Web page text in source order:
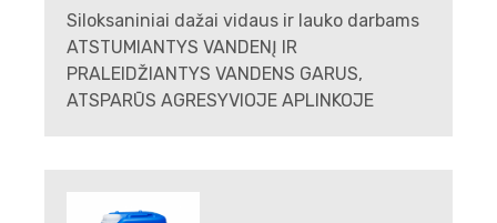
Siloksaniniai dažai vidaus ir lauko darbams
ATSTUMIANTYS VANDENĮ IR
PRALEIDŽIANTYS VANDENS GARUS,
ATSPARŪS AGRESYVIOJE APLINKOJE